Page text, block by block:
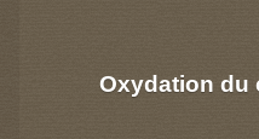
Oxydation du